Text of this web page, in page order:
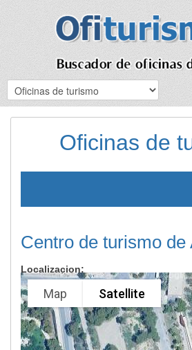
Oficinas de
Centro de turismo de
Localizacion:
Map Satellite